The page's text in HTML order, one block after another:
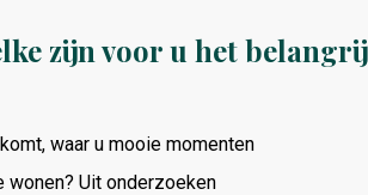
zijn voor u het
waar u mooie momenten
wonen? Uit onderzoeken